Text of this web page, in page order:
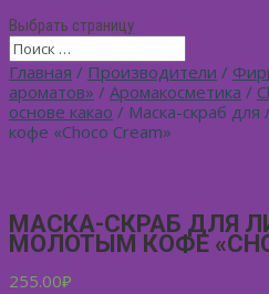
Выбрать страницу
Главная / Производители /
ароматов» / Аромакосметика /
основе какао / Маска-скраб для
кофе «Choco Cream»
МАСКА-СКРАБ ДЛЯ
МОЛОТЫМ КОФЕ
255.00₽